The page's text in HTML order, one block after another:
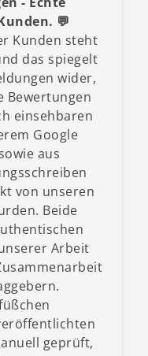
💬
Kunden steht
das spiegelt
wider,
Bewertungen
einsehbaren
Google
aus
von unseren
Beide
Arbeit
geprüft,